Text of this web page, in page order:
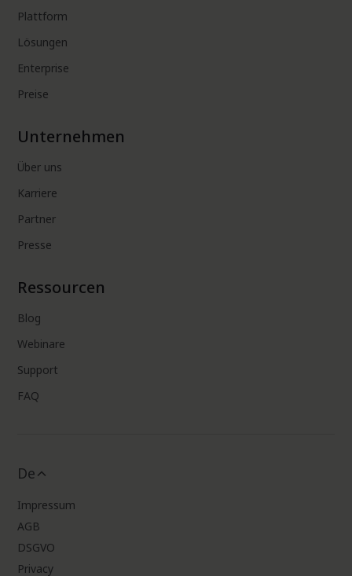
Plattform
Lösungen
Enterprise
Preise
Unternehmen
Über uns
Karriere
Partner
Presse
Ressourcen
Blog
Webinare
Support
FAQ
Impressum
AGB
DSGVO
Privacy
De